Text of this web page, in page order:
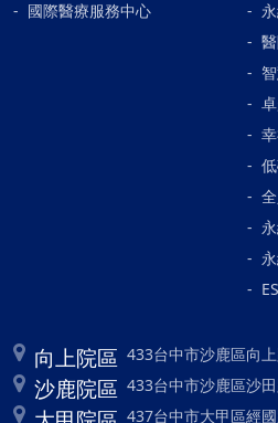
國際醫療服務中心
向上院區 433台中市沙鹿區向
沙鹿院區 433台中市沙鹿區沙
437台中市大甲區經